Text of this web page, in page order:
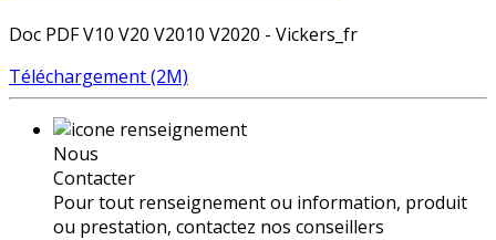
Doc PDF V10 V20 V2010 V2020 - Vickers_fr
Téléchargement (2M)
Nous
Contacter
Pour tout renseignement ou information, produit
ou prestation, contactez nos conseillers